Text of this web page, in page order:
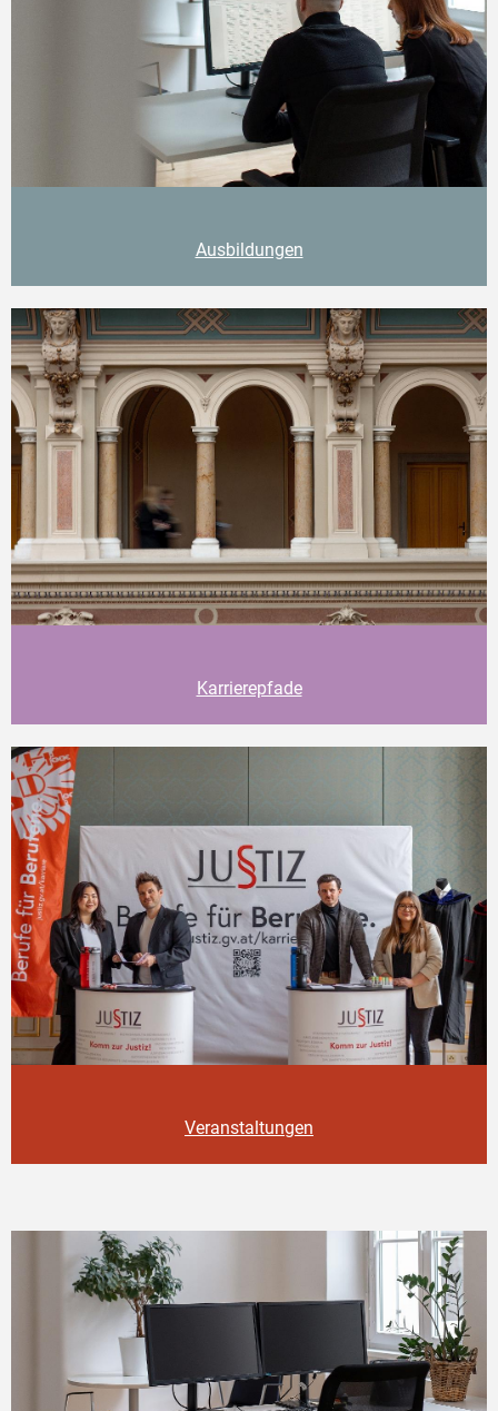
Ausbildungen
Karrierepfade
Veranstaltungen